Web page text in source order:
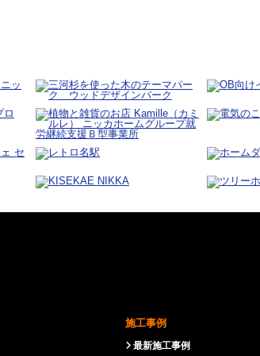
施工事例
最新施工事例